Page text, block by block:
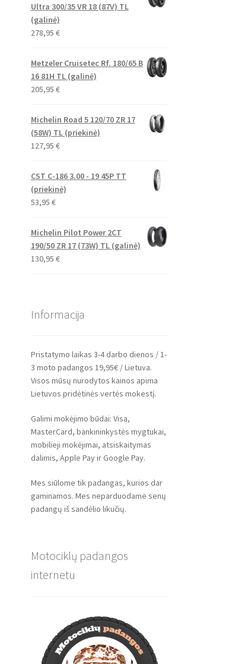
Ultra 300/35 VR 18 (87V) TL
(galinė)
278,95 €
Metzeler Cruisetec Rf. 180/65 B
16 81H TL (galinė)
205,95 €
Michelin Road 5 120/70 ZR 17
(58W) TL (priekinė)
127,95 €
CST C-186 3.00 - 19 45P TT
(priekinė)
53,95 €
Michelin Pilot Power 2CT
190/50 ZR 17 (73W) TL (galinė)
130,95 €
Informacija
Pristatymo laikas 3-4 darbo dienos / 1-
3 moto padangos 19,95€ / Lietuva.
Visos mūsų nurodytos kainos apima
Lietuvos pridėtinės vertės mokestį.
Galimi mokėjimo būdai: Visa,
MasterCard, bankininkystės mygtukai,
mobilieji mokėjimai, atsiskaitymas
dalimis, Apple Pay ir Google Pay.
Mes siūlome tik padangas, kurios dar
gaminamos. Mes neparduodame senų
padangų iš sandėlio likučių.
Motociklų padangos
internetu